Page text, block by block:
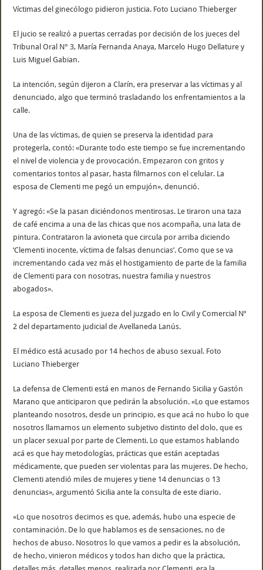
Víctimas del ginecólogo pidieron justicia. Foto Luciano Thieberger
El jucio se realizó a puertas cerradas por decisión de los jueces del
Tribunal Oral N° 3, María Fernanda Anaya, Marcelo Hugo Dellature y
Luis Miguel Gabian.
La intención, según dijeron a Clarín, era preservar a las víctimas y al
denunciado, algo que terminó trasladando los enfrentamientos a la
calle.
Una de las víctimas, de quien se preserva la identidad para
protegerla, contó: «Durante todo este tiempo se fue incrementando
el nivel de violencia y de provocación. Empezaron con gritos y
comentarios tontos al pasar, hasta filmarnos con el celular. La
esposa de Clementi me pegó un empujón», denunció.
Y agregó: «Se la pasan diciéndonos mentirosas. Le tiraron una taza
de café encima a una de las chicas que nos acompaña, una lata de
pintura. Contrataron la avioneta que circula por arriba diciendo
‘Clementi inocente, víctima de falsas denuncias’. Como que se va
incrementando cada vez más el hostigamiento de parte de la familia
de Clementi para con nosotras, nuestra familia y nuestros
abogados».
La esposa de Clementi es jueza del juzgado en lo Civil y Comercial Nº
2 del departamento judicial de Avellaneda Lanús.
El médico está acusado por 14 hechos de abuso sexual. Foto
Luciano Thieberger
La defensa de Clementi está en manos de Fernando Sicilia y Gastón
Marano que anticiparon que pedirán la absolución. «Lo que estamos
planteando nosotros, desde un principio, es que acá no hubo lo que
nosotros llamamos un elemento subjetivo distinto del dolo, que es
un placer sexual por parte de Clementi. Lo que estamos hablando
acá es que hay metodologías, prácticas que están aceptadas
médicamente, que pueden ser violentas para las mujeres. De hecho,
Clementi atendió miles de mujeres y tiene 14 denuncias o 13
denuncias», argumentó Sicilia ante la consulta de este diario.
«Lo que nosotros decimos es que, además, hubo una especie de
contaminación. De lo que hablamos es de sensaciones, no de
hechos de abuso. Nosotros lo que vamos a pedir es la absolución,
de hecho, vinieron médicos y todos han dicho que la práctica,